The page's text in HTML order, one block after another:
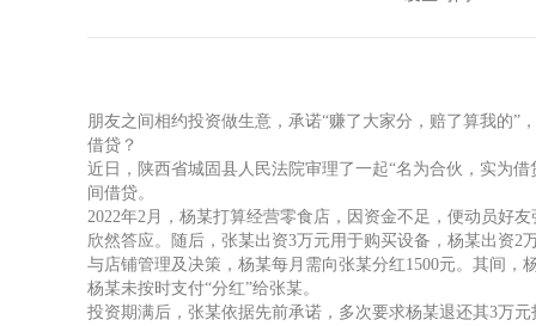
朋友之间相约投资做生意，承诺“赚了大家分，赔了算我的”
借贷？
近日，陕西省城固县人民法院审理了一起“名为合伙，实为
间借贷。
2022年2月，杨某打算经营零食店，因资金不足，便动员好
欣然答应。随后，张某出资3万元用于购买设备，杨某出资
与店铺管理及决策，杨某每月需向张某分红1500元。其间，
杨某未按时支付“分红”给张某。
投资期满后，张某依据先前承诺，多次要求杨某退还其3万